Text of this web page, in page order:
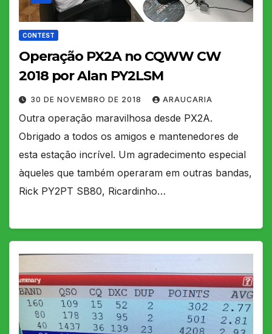
CONTEST
Operação PX2A no CQWW CW
2018 por Alan PY2LSM
30 DE NOVEMBRO DE 2018 ARAUCARIA
Outra operação maravilhosa desde PX2A.
Obrigado a todos os amigos e mantenedores de
esta estação incrível. Um agradecimento especial
àqueles que também operaram em outras bandas,
Rick PY2PT SB80, Ricardinho…